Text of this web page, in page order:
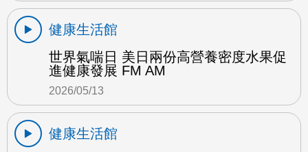
健康生活館
世界氣喘日 美日兩份高營養密度水果促
進健康發展 FM AM
2026/05/13
健康生活館